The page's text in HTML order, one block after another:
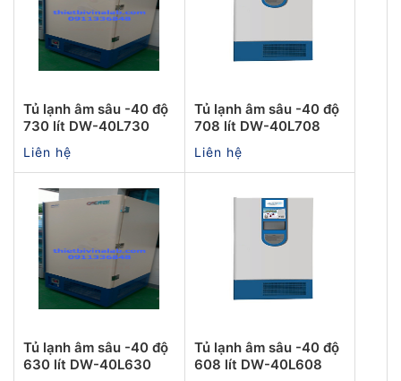
Tủ lạnh âm sâu -40 độ
730 lít DW-40L730
Liên hệ
Tủ lạnh âm sâu -40 độ
708 lít DW-40L708
Liên hệ
Tủ lạnh âm sâu -40 độ
630 lít DW-40L630
Tủ lạnh âm sâu -40 độ
608 lít DW-40L608